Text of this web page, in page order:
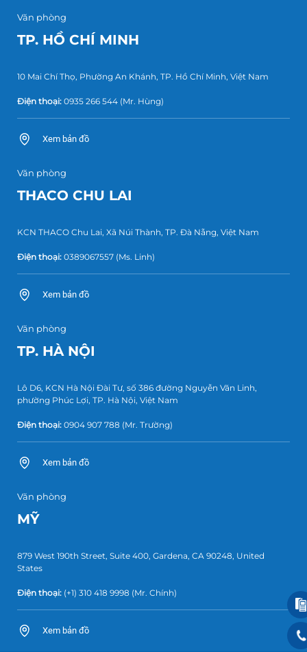
Văn phòng
TP. HỒ CHÍ MINH
10 Mai Chí Thọ, Phường An Khánh, TP. Hồ Chí Minh, Việt Nam
Điện thoại: 0935 266 544 (Mr. Hùng)
Xem bản đồ
Văn phòng
THACO CHU LAI
KCN THACO Chu Lai, Xã Núi Thành, TP. Đà Nẵng, Việt Nam
Điện thoại: 0389067557 (Ms. Linh)
Xem bản đồ
Văn phòng
TP. HÀ NỘI
Lô D6, KCN Hà Nội Đài Tư, số 386 đường Nguyễn Văn Linh,
phường Phúc Lợi, TP. Hà Nội, Việt Nam
Điện thoại: 0904 907 788 (Mr. Trường)
Xem bản đồ
Văn phòng
MỸ
879 West 190th Street, Suite 400, Gardena, CA 90248, United
States
Điện thoại: (+1) 310 418 9998 (Mr. Chính)
Xem bản đồ